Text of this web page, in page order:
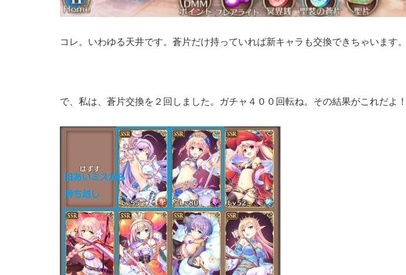
コレ。いわゆる天井です。蒼片だけ持っていれば新キャラも交換できちゃいます。
で、私は、蒼片交換を２回しました。ガチャ４００回転ね。その結果がこれだよ！